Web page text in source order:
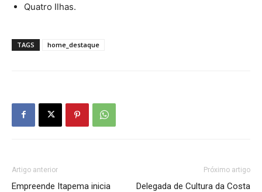
Quatro Ilhas.
TAGS home_destaque
Artigo anterior
Empreende Itapema inicia
Próximo artigo
Delegada de Cultura da Costa